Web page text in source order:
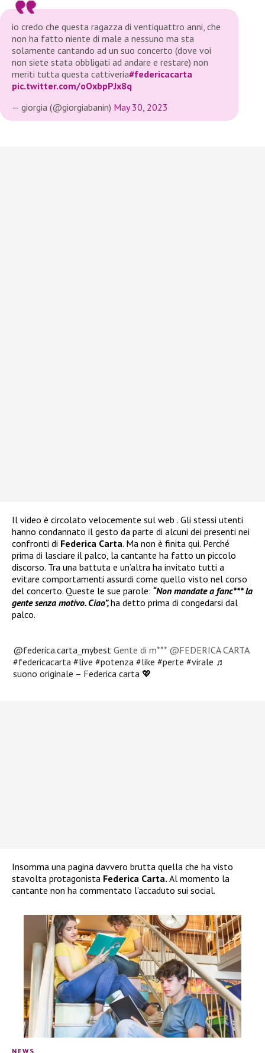
io credo che questa ragazza di ventiquattro anni, che
non ha fatto niente di male a nessuno ma sta
solamente cantando ad un suo concerto (dove voi
non siete stata obbligati ad andare e restare) non
meriti tutta questa cattiveria#federicacarta
pic.twitter.com/oOxbpPJx8q
— giorgia (@giorgiabanin) May 30, 2023
Il video è circolato velocemente sul web . Gli stessi utenti
hanno condannato il gesto da parte di alcuni dei presenti nei
confronti di Federica Carta. Ma non è finita qui. Perché
prima di lasciare il palco, la cantante ha fatto un piccolo
discorso. Tra una battuta e un’altra ha invitato tutti a
evitare comportamenti assurdi come quello visto nel corso
del concerto. Queste le sue parole: “Non mandate a fanc*** la
gente senza motivo. Ciao”,ha detto prima di congedarsi dal
palco.
@federica.carta_mybest Gente di m*** @FEDERICA CARTA
#federicacarta #live #potenza #like #perte #virale ♬
suono originale – Federica carta 💖
Insomma una pagina davvero brutta quella che ha visto
stavolta protagonista Federica Carta. Al momento la
cantante non ha commentato l’accaduto sui social.
NEWS